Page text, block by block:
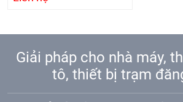
Giải pháp cho nhà máy,
tô, thiết bị trạm